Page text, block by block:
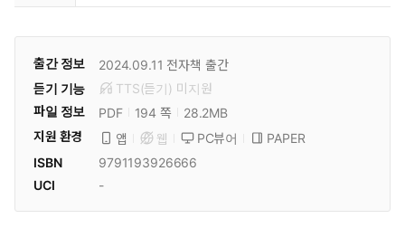
출간 정보 2024.09.11 전자책 출간
듣기 기능
TTS(듣기) 미 지원
파일 정보
PDF 194 쪽
28.2MB
지원 환경
앱 웹 PC뷰어
PAPER
ISBN
9791193926666
UCI
-